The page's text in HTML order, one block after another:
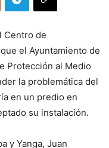
Centro de
el Ayuntamiento de
Protección al Medio
la problemática del
en un predio en
su instalación.
y Yanga, Juan